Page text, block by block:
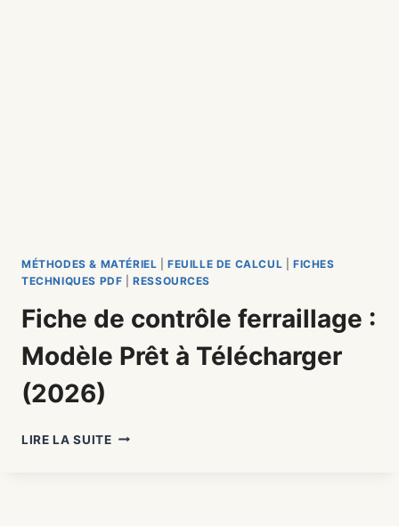
MÉTHODES & MATÉRIEL |FEUILLE DE CALCUL |FICHES
TECHNIQUES PDF |RESSOURCES
Fiche de contrôle ferraillage :
Modèle Prêt à Télécharger
(2026)
LIRE LA SUITEFICHE